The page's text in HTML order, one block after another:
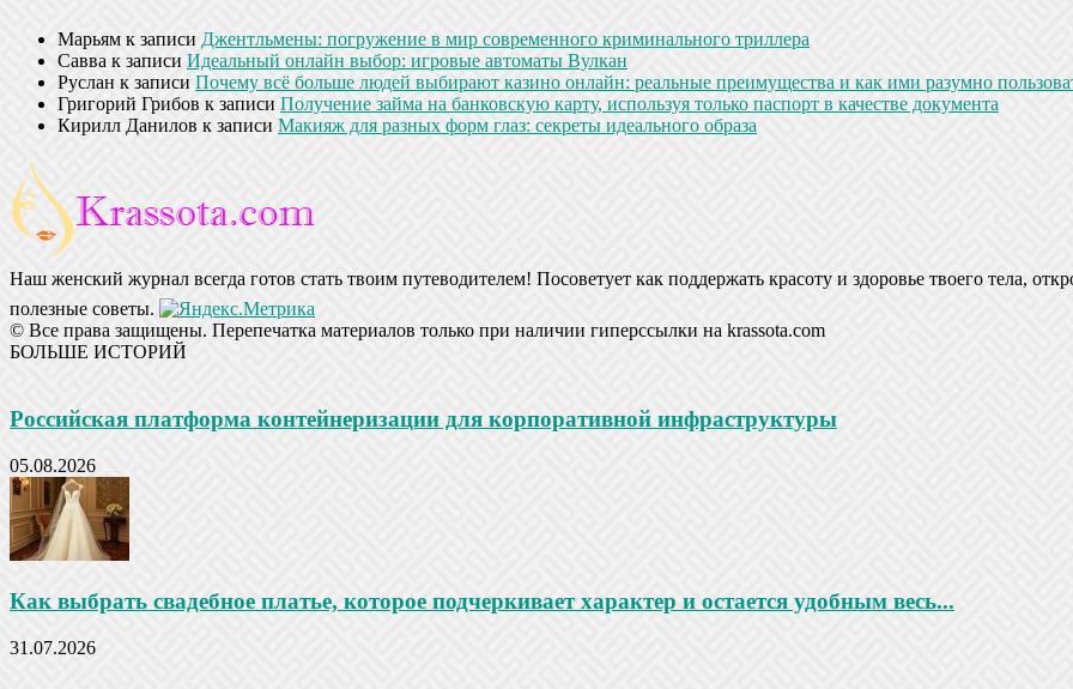
Марьям к записи Джентльмены: погружение в мир современного криминального триллера
Савва к записи Идеальный онлайн выбор: игровые автоматы Вулкан
Руслан к записи Почему всё больше людей выбирают казино онлайн: реальные преимущества и как ими разумно
Григорий Грибов к записи Получение займа на банковскую карту, используя только паспорт в качестве документа
Кирилл Данилов к записи Макияж для разных форм глаз: секреты идеального образа
Наш женский журнал всегда готов стать твоим путеводителем! Посоветует как поддержать красоту и здоровье твоего тела,
полезные советы.
© Все права защищены. Перепечатка материалов только при наличии гиперссылки на krassota.com
БОЛЬШЕ ИСТОРИЙ
Российская платформа контейнеризации для корпоративной инфраструктуры
05.08.2026
Как выбрать свадебное платье, которое подчеркивает характер и остается удобным весь...
31.07.2026